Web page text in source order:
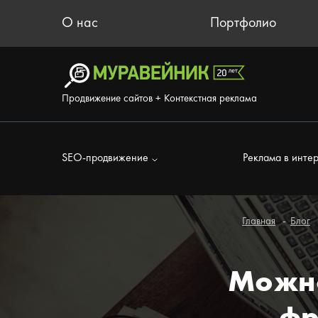
О нас Портфолио
Продвижение сайтов + Контекстная реклама
SEO-продвижение Реклама в
Главная Блог